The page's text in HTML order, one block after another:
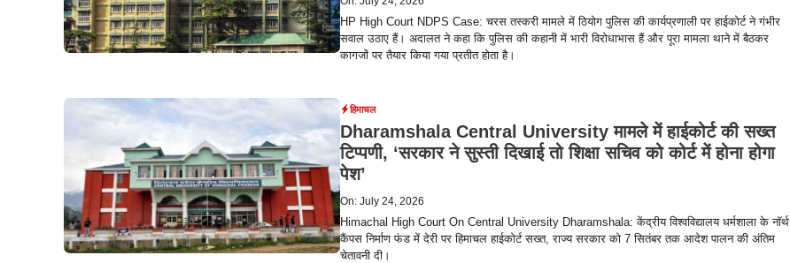
HP High Court NDPS Case: चरस तस्करी मामले में ठियोग पुलिस की कार्यप्रणाली पर हाईकोर्ट ने गंभीर
सवाल उठाए हैं। अदालत ने कहा कि पुलिस की कहानी में भारी विरोधाभास हैं और पूरा मामला थाने में बैठकर
कागजों पर तैयार किया गया प्रतीत होता है।
हिमाचल
Dharamshala Central University मामले में हाईकोर्ट की सख्त
टिप्पणी, ‘सरकार ने सुस्ती दिखाई तो शिक्षा सचिव को कोर्ट में होना होगा
पेश’
On: July 24, 2026
Himachal High Court On Central University Dharamshala: केंद्रीय विश्वविद्यालय धर्मशाला के नॉर्थ
कैंपस निर्माण फंड में देरी पर हिमाचल हाईकोर्ट सख्त, राज्य सरकार को 7 सितंबर तक आदेश पालन की अंतिम
चेतावनी दी।